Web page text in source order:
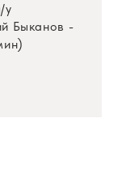
у
Быканов -